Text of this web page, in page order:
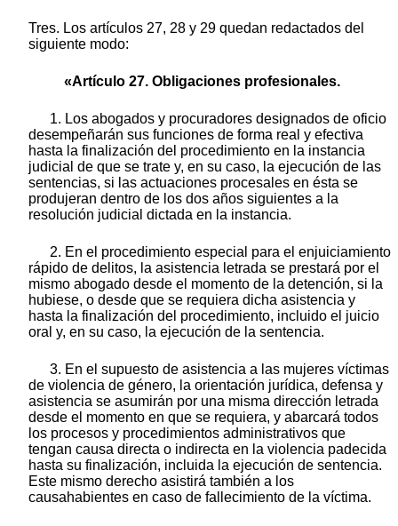
Tres. Los artículos 27, 28 y 29 quedan redactados del
siguiente modo:
«Artículo 27. Obligaciones profesionales.
1. Los abogados y procuradores designados de oficio
desempeñarán sus funciones de forma real y efectiva
hasta la finalización del procedimiento en la instancia
judicial de que se trate y, en su caso, la ejecución de las
sentencias, si las actuaciones procesales en ésta se
produjeran dentro de los dos años siguientes a la
resolución judicial dictada en la instancia.
2. En el procedimiento especial para el enjuiciamiento
rápido de delitos, la asistencia letrada se prestará por el
mismo abogado desde el momento de la detención, si la
hubiese, o desde que se requiera dicha asistencia y
hasta la finalización del procedimiento, incluido el juicio
oral y, en su caso, la ejecución de la sentencia.
3. En el supuesto de asistencia a las mujeres víctimas
de violencia de género, la orientación jurídica, defensa y
asistencia se asumirán por una misma dirección letrada
desde el momento en que se requiera, y abarcará todos
los procesos y procedimientos administrativos que
tengan causa directa o indirecta en la violencia padecida
hasta su finalización, incluida la ejecución de sentencia.
Este mismo derecho asistirá también a los
causahabientes en caso de fallecimiento de la víctima.